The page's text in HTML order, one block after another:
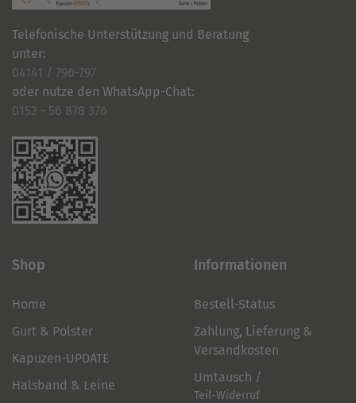
Telefonische Unterstützung und Beratung
unter:
04141 / 796-797
oder nutze den WhatsApp-Chat:
0152 - 56 878 376
Shop
Home
Gurt & Polster
Kapuzen-UPDATE
Halsband & Leine
Informationen
Bestell-Status
Zahlung, Lieferung &
Versandkosten
Umtausch /
Teil-Widerruf